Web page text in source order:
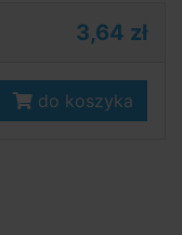
3,64 zł
do koszyka